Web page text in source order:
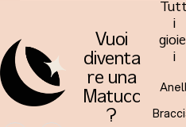
Vuoi
diventa
re una
Matucc
?
i
i